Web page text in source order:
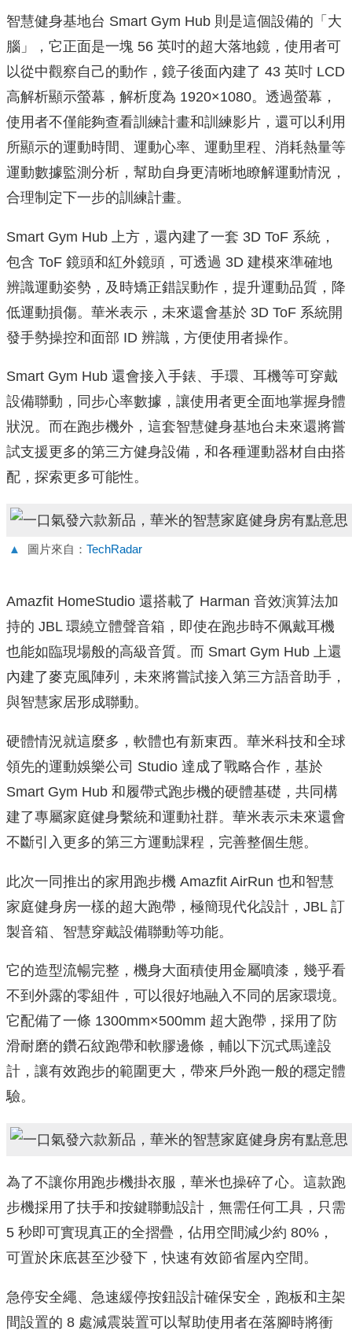
智慧健身基地台 Smart Gym Hub 則是這個設備的「大
腦」，它正面是一塊 56 英吋的超大落地鏡，使用者可
以從中觀察自己的動作，鏡子後面內建了 43 英吋 LCD
高解析顯示螢幕，解析度為 1920×1080。透過螢幕，
使用者不僅能夠查看訓練計畫和訓練影片，還可以利用
所顯示的運動時間、運動心率、運動里程、消耗熱量等
運動數據監測分析，幫助自身更清晰地瞭解運動情況，
合理制定下一步的訓練計畫。
Smart Gym Hub 上方，還內建了一套 3D ToF 系統，
包含 ToF 鏡頭和紅外鏡頭，可透過 3D 建模來準確地
辨識運動姿勢，及時矯正錯誤動作，提升運動品質，降
低運動損傷。華米表示，未來還會基於 3D ToF 系統開
發手勢操控和面部 ID 辨識，方便使用者操作。
Smart Gym Hub 還會接入手錶、手環、耳機等可穿戴
設備聯動，同步心率數據，讓使用者更全面地掌握身體
狀況。而在跑步機外，這套智慧健身基地台未來還將嘗
試支援更多的第三方健身設備，和各種運動器材自由搭
配，探索更多可能性。
▲ 圖片來自： TechRadar
Amazfit HomeStudio 還搭載了 Harman 音效演算法加
持的 JBL 環繞立體聲音箱，即使在跑步時不佩戴耳機
也能如臨現場般的高級音質。而 Smart Gym Hub 上還
內建了麥克風陣列，未來將嘗試接入第三方語音助手，
與智慧家居形成聯動。
硬體情況就這麼多，軟體也有新東西。華米科技和全球
領先的運動娛樂公司 Studio 達成了戰略合作，基於
Smart Gym Hub 和履帶式跑步機的硬體基礎，共同構
建了專屬家庭健身繫統和運動社群。華米表示未來還會
不斷引入更多的第三方運動課程，完善整個生態。
此次一同推出的家用跑步機 Amazfit AirRun 也和智慧
家庭健身房一樣的超大跑帶，極簡現代化設計，JBL 訂
製音箱、智慧穿戴設備聯動等功能。
它的造型流暢完整，機身大面積使用金屬噴漆，幾乎看
不到外露的零組件，可以很好地融入不同的居家環境。
它配備了一條 1300mm×500mm 超大跑帶，採用了防
滑耐磨的鑽石紋跑帶和軟膠邊條，輔以下沉式馬達設
計，讓有效跑步的範圍更大，帶來戶外跑一般的穩定體
驗。
為了不讓你用跑步機掛衣服，華米也操碎了心。這款跑
步機採用了扶手和按鍵聯動設計，無需任何工具，只需
5 秒即可實現真正的全摺疊，佔用空間減少約 80%，
可置於床底甚至沙發下，快速有效節省屋內空間。
急停安全繩、急速緩停按鈕設計確保安全，跑板和主架
間設置的 8 處減震裝置可以幫助使用者在落腳時將衝